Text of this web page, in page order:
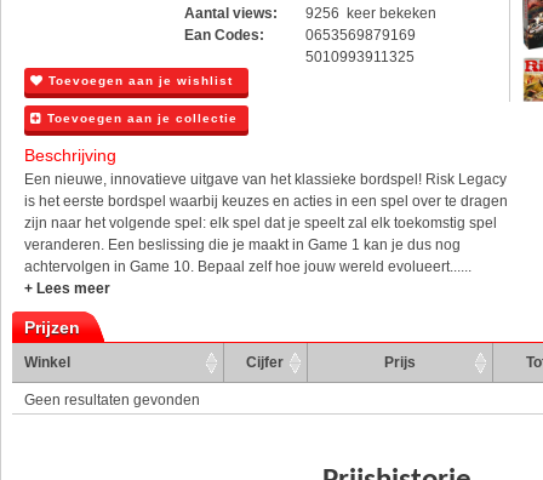
Aantal views:
9256 keer bekeken
Ean Codes:
0653569879169
5010993911325
Toevoegen aan je wishlist
Toevoegen aan je collectie
Beschrijving
Een nieuwe, innovatieve uitgave van het klassieke bordspel! Risk Legacy
is het eerste bordspel waarbij keuzes en acties in een spel over te dragen
zijn naar het volgende spel: elk spel dat je speelt zal elk toekomstig spel
veranderen. Een beslissing die je maakt in Game 1 kan je dus nog
achtervolgen in Game 10. Bepaal zelf hoe jouw wereld evolueert......
+ Lees meer
Prijzen
Winkel Cijfer Prijs
Geen resultaten gevonden